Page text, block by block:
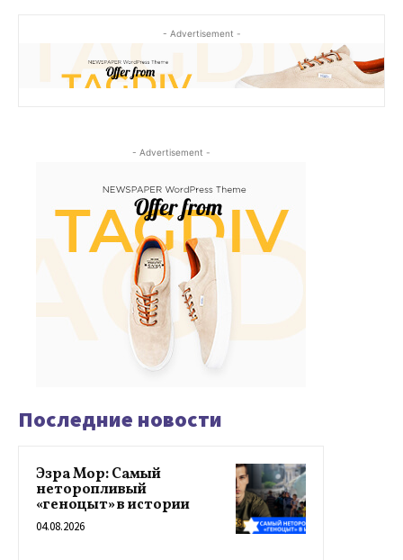
- Advertisement -
- Advertisement -
Последние новости
Эзра Мор: Самый
неторопливый
«геноцыт» в истории
04.08.2026